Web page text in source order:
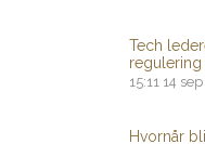
Tech
regulering
15:11 14
Hvornår